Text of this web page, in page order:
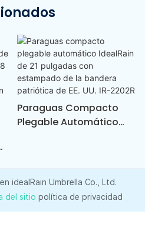
Paraguas Compacto
Plegable Automático
UU. IR-2202R
idealRain Umbrella Co., Ltd.
del sitio política de privacidad